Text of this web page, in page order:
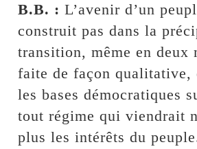
B.B. : L’avenir d’un
construit pas dans la
transition, même en deux
faite de façon qualitative,
les bases démocratiques
tout régime qui viendrait
plus les intérêts du